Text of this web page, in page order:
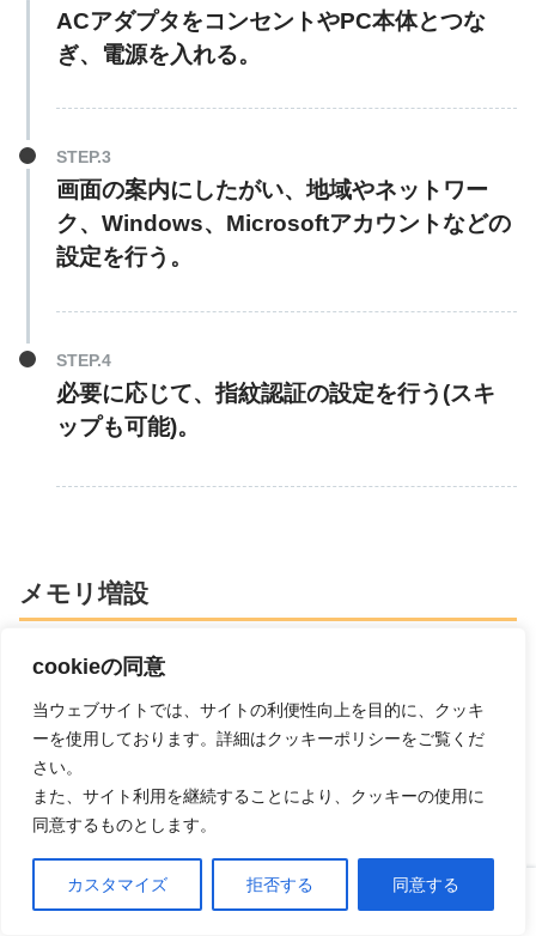
cookieの同意
当ウェブサイトでは、サイトの利便性向上を目的に、クッキ
ーを使用しております。詳細はクッキーポリシーをご覧くだ
さい。
また、サイト利用を継続することにより、クッキーの使用に
同意するものとします。
カスタマイズ 拒否する 同意する
ACアダプタをコンセントやPC本体とつな
ぎ、電源を入れる。
画面の案内にしたがい、地域やネットワー
ク、Windows、Microsoftアカウントなどの
設定を行う。
必要に応じて、指紋認証の設定を行う(スキ
ップも可能)。
メモリ増設
Dell inspiron 15 5000
ります。
品番によってはメモリスロットが2つ付いているた
め、背面パネルを外して自分でメモリを取り付けるこ
とが可能です。